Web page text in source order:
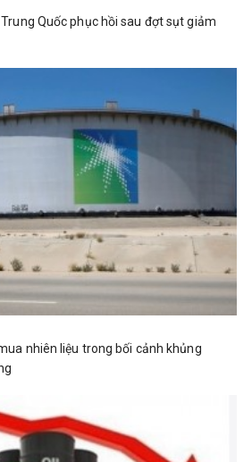
Quốc phục hồi sau đợt sụt giảm
nhiên liệu trong bối cảnh khủng